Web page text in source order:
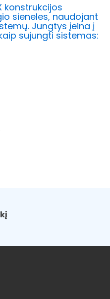
konstrukcijos
sieneles, naudojant
Jungtys įeina į
sujungti sistemas: